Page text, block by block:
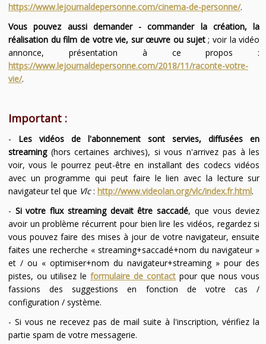
https://www.lejournaldepersonne.com/cinema-de-personne/.
Vous pouvez aussi demander - commander la création, la
réalisation du film de votre vie, sur œuvre ou sujet; voir la vidéo
annonce, présentation à ce propos :
https://www.lejournaldepersonne.com/2018/11/raconte-votre-
vie/.
Important :
- Les vidéos de l'abonnement sont servies, diffusées en
streaming(hors certaines archives), si vous n'arrivez pas à les
voir, vous le pourrez peut-être en installant des codecs vidéos
avec un programme qui peut faire le lien avec la lecture sur
navigateur tel que Vlc: http://www.videolan.org/vlc/index.fr.html.
- Si votre flux streaming devait être saccadé, que vous deviez
avoir un problème récurrent pour bien lire les vidéos, regardez si
vous pouvez faire des mises à jour de votre navigateur, ensuite
faites une recherche « streaming+saccadé+nom du navigateur »
et / ou « optimiser+nom du navigateur+streaming » pour des
pistes, ou utilisez leformulaire de contact pour que nous vous
fassions des suggestions en fonction de votre cas /
configuration / système.
- Si vous ne recevez pas de mail suite à l'inscription, vérifiez la
partie spam de votre messagerie.